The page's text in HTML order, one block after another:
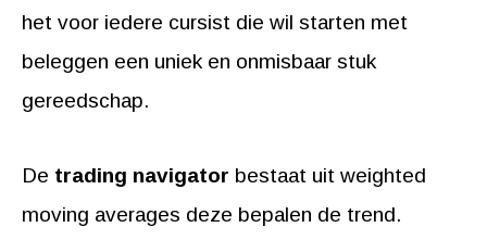
het voor iedere cursist die wil starten met
beleggen een uniek en onmisbaar stuk
gereedschap.
De trading navigator bestaat uit weighted
moving averages deze bepalen de trend.